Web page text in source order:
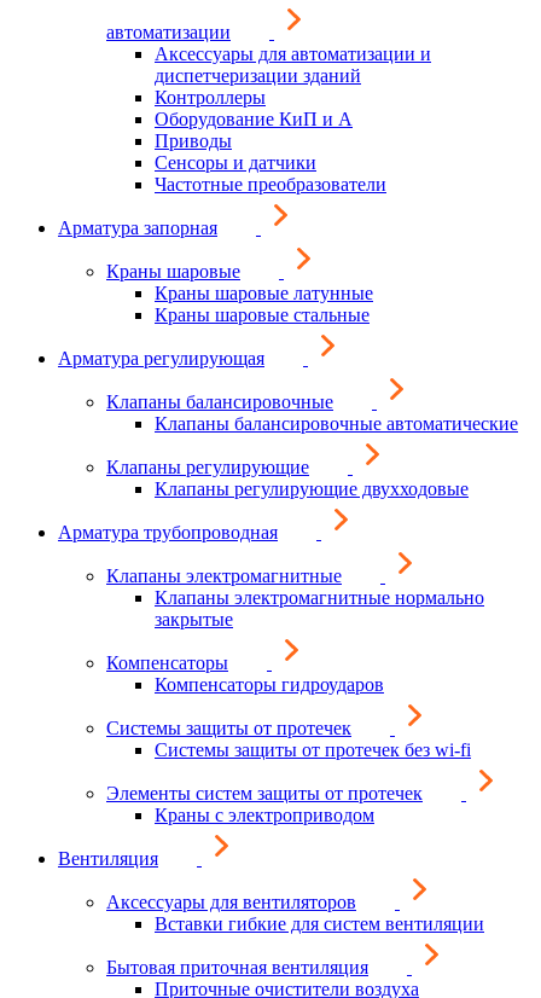
автоматизации
Аксессуары для автоматизации и
диспетчеризации зданий
Контроллеры
Оборудование КиП и А
Приводы
Сенсоры и датчики
Частотные преобразователи
Арматура запорная
Краны шаровые
Краны шаровые латунные
Краны шаровые стальные
Арматура регулирующая
Клапаны балансировочные
Клапаны балансировочные автоматические
Клапаны регулирующие
Клапаны регулирующие двухходовые
Арматура трубопроводная
Клапаны электромагнитные
Клапаны электромагнитные нормально
закрытые
Компенсаторы
Компенсаторы гидроударов
Системы защиты от протечек
Системы защиты от протечек без wi-fi
Элементы систем защиты от протечек
Краны с электроприводом
Вентиляция
Аксессуары для вентиляторов
Вставки гибкие для систем вентиляции
Бытовая приточная вентиляция
Приточные очистители воздуха